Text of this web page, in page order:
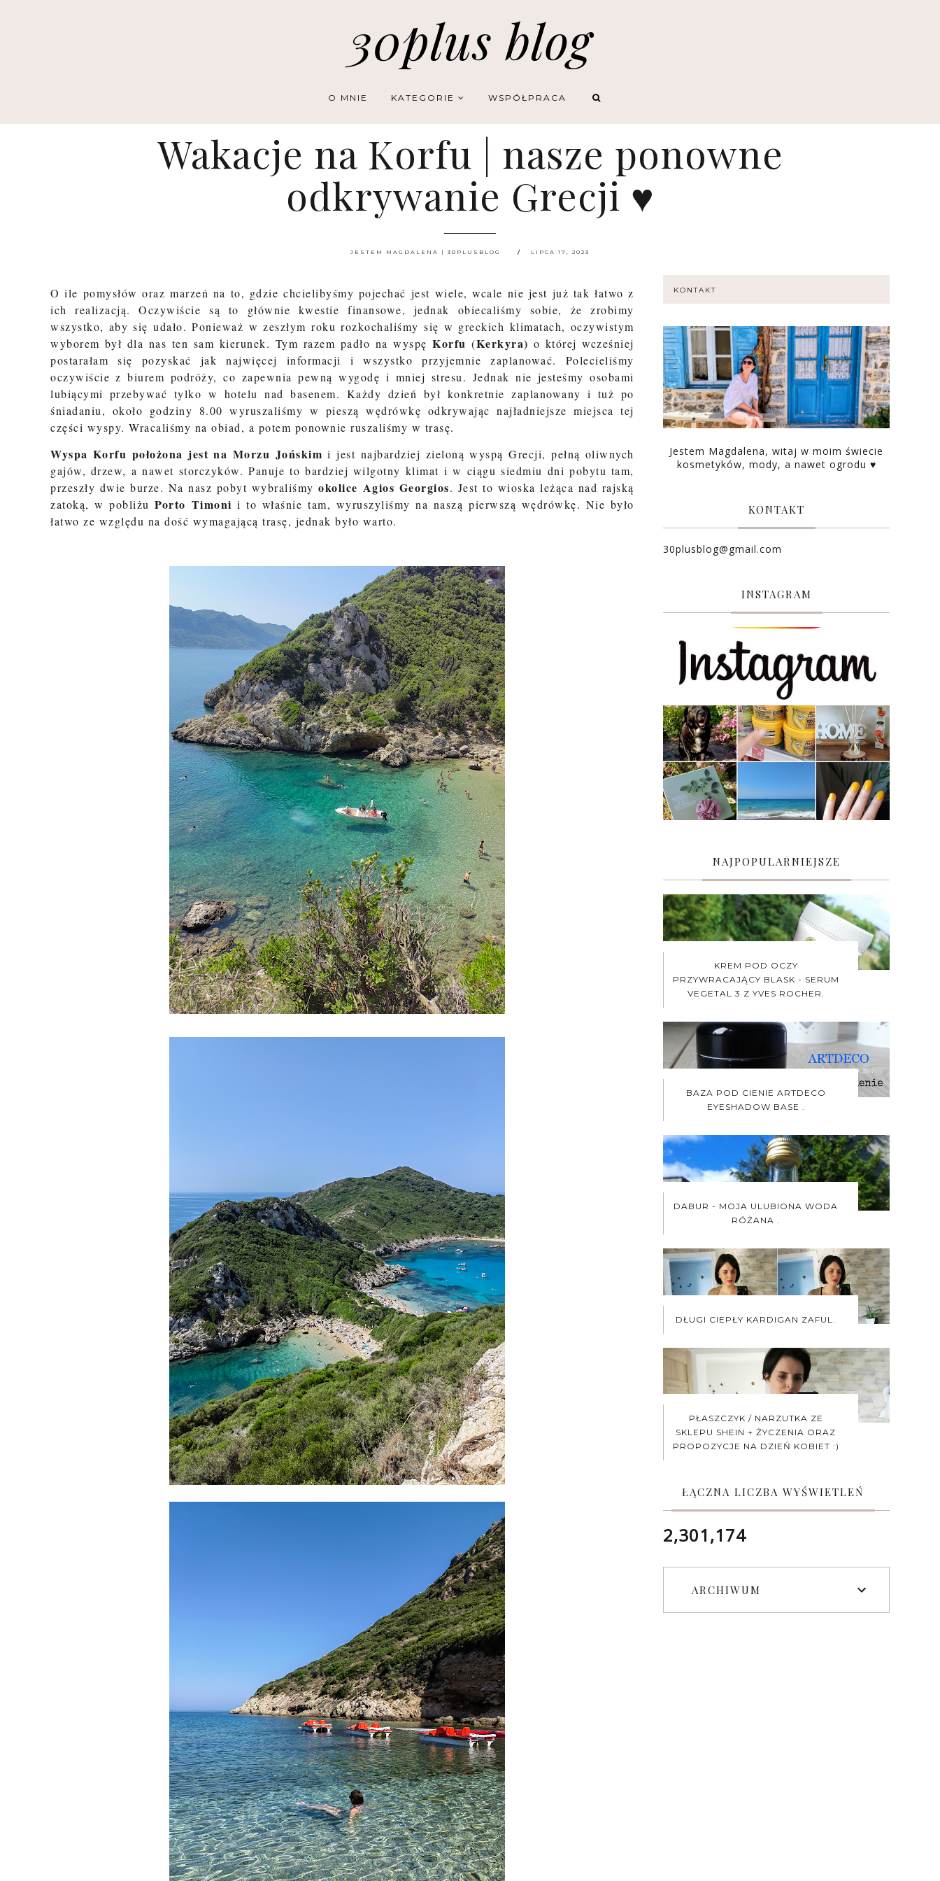
30plus blog
O MNIE KATEGORIE WSPÓŁPRACA
Wakacje na Korfu | nasze ponowne
odkrywanie Grecji ♥
JESTEM MAGDALENA | 30PLUSBLOG LIPCA 17, 2023
O ile pomysłów oraz marzeń na to, gdzie chcielibyśmy pojechać jest wiele, wcale nie jest już tak łatwo z
ich realizacją. Oczywiście są to głównie kwestie finansowe, jednak obiecaliśmy sobie, że zrobimy
wszystko, aby się udało. Ponieważ w zeszłym roku rozkochaliśmy się w greckich klimatach, oczywistym
wyborem był dla nas ten sam kierunek. Tym razem padło na wyspęKorfu (Kerkyra) o której wcześniej
postarałam się pozyskać jak najwięcej informacji i wszystko przyjemnie zaplanować. Polecieliśmy
oczywiście z biurem podróży, co zapewniapewną wygodę i mniej stresu. Jednak nie jesteśmy osobami
lubiącymi przebywać tylko w hotelu nad basenem. Każdy dzień był konkretnie zaplanowany i tuż po
śniadaniu, około godziny 8.00 wyruszaliśmy w pieszą wędrówkę odkrywając najładniejsze miejsca tej
części wyspy. Wracaliśmy na obiad, a potem ponownie ruszaliśmy w trasę.
Wyspa Korfu położona jest na Morzu Jońskim i jest najbardziej zieloną wyspą Grecji, pełną oliwnych
gajów, drzew, a nawet storczyków. Panuje to bardziej wilgotny klimat i w ciągu siedmiu dni pobytu tam,
przeszły dwie burze. Na nasz pobyt wybraliśmyokolice Agios Georgios. Jest to wioska leżąca nad rajską
zatoką, w pobliżuPorto Timoni i to właśnie tam, wyruszyliśmy na naszą pierwszą wędrówkę. Nie było
łatwo ze względu na dość wymagającą trasę, jednak było warto.
KONTAKT
Jestem Magdalena, witaj w moim świecie
kosmetyków, mody, a nawet ogrodu ♥
KONTAKT
30plusblog@gmail.com
INSTAGRAM
NAJPOPULARNIEJSZE
KREM POD OCZY
PRZYWRACAJĄCY BLASK - SERUM
VEGETAL 3 Z YVES ROCHER.
BAZA POD CIENIE ARTDECO
EYESHADOW BASE .
DABUR - MOJA ULUBIONA WODA
RÓŻANA .
DŁUGI CIEPŁY KARDIGAN ZAFUL.
PŁASZCZYK / NARZUTKA ZE
SKLEPU SHEIN + ŻYCZENIA ORAZ
PROPOZYCJE NA DZIEŃ KOBIET :)
ŁĄCZNA LICZBA WYŚWIETLEŃ
2,301,174
ARCHIWUM